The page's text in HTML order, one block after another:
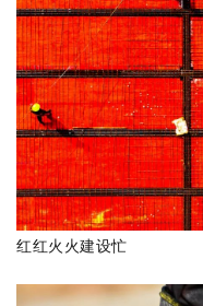
红红火火建设忙